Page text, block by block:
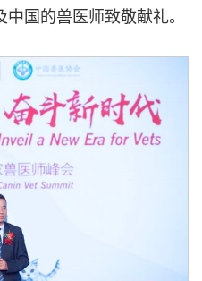
国的兽医师致敬献礼。